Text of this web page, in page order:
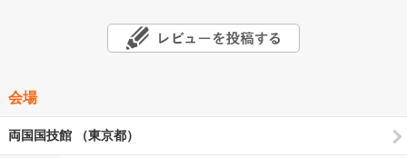
会場
両国国技館 （東京都）